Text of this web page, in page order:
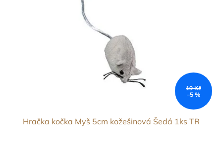
19 Kč
–5 %
Hračka kočka Myš 5cm kožešinová Šedá 1ks TR